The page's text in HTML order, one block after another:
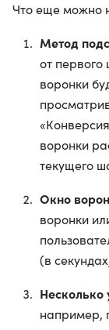
Что еще можно
Метод
от
воронки
воронки
текущего
Окно
воронки
(в
Несколько
например,